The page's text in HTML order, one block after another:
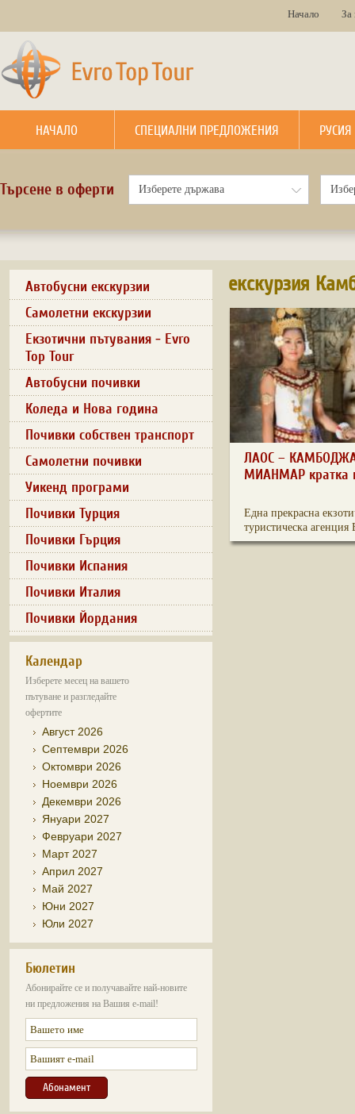
Начало За
НАЧАЛО СПЕЦИАЛНИ ПРЕДЛОЖЕНИЯ РУСИЯ
Търсене в оферти
Автобусни екскурзии
Самолетни екскурзии
Екзотични пътувания - Evro
Top Tour
Автобусни почивки
Коледа и Нова година
Почивки собствен транспорт
Самолетни почивки
Уикенд програми
Почивки Турция
Почивки Гърция
Почивки Испания
Почивки Италия
Почивки Йордания
Календар
Изберете месец на вашето
пътуване и разгледайте
офертите
Август 2026
Септември 2026
Октомври 2026
Ноември 2026
Декември 2026
Януари 2027
Февруари 2027
Март 2027
Април 2027
Май 2027
Юни 2027
Юли 2027
Бюлетин
Абонирайте се и получавайте най-новите
ни предложения на Вашия e-mail!
екскурзия
ЛАОС –
МИАНМАР кратка
Една прекрасна
туристическа